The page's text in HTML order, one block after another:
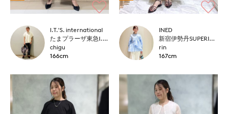
I.T.'S. international
たまプラーザ東急I.T.'S.international
chigu
166cm
INED
新宿伊勢丹SUPERIOR CLOSET
rin
167cm